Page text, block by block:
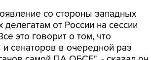
со стороны западных
от России на сессии
это говорит о том, что
сенаторов в очередной раз